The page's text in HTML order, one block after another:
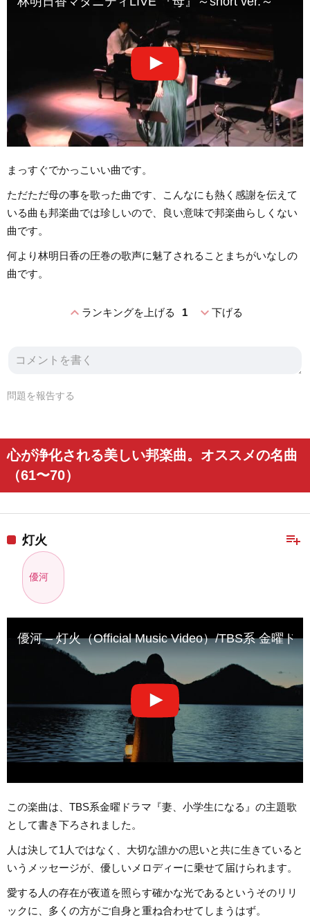
まっすぐでかっこいい曲です。
ただただ母の事を歌った曲です、こんなにも熱く感謝を伝えて
いる曲も邦楽曲では珍しいので、良い意味で邦楽曲らしくない
曲です。
何より林明日香の圧巻の歌声に魅了されることまちがいなしの
曲です。
expand_lessランキングを上げる 1 expand_more下げる
問題を報告する
心が浄化される美しい邦楽曲。オススメの名曲
（61〜70）
playlist_add
灯火
優河
優河 – 灯火（Official Music Video）/TBS系 金曜ド
この楽曲は、TBS系金曜ドラマ『妻、小学生になる』の主題歌
として書き下ろされました。
人は決して1人ではなく、大切な誰かの思いと共に生きていると
いうメッセージが、優しいメロディーに乗せて届けられます。
愛する人の存在が夜道を照らす確かな光であるというそのリリ
ックに、多くの方がご自身と重ね合わせてしまうはず。